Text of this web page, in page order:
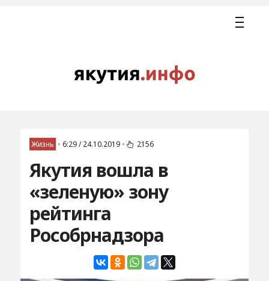
Жизнь • 6:29 / 24.10.2019 • 2156
Якутия вошла в
«зеленую» зону
рейтинга
Рособрнадзора